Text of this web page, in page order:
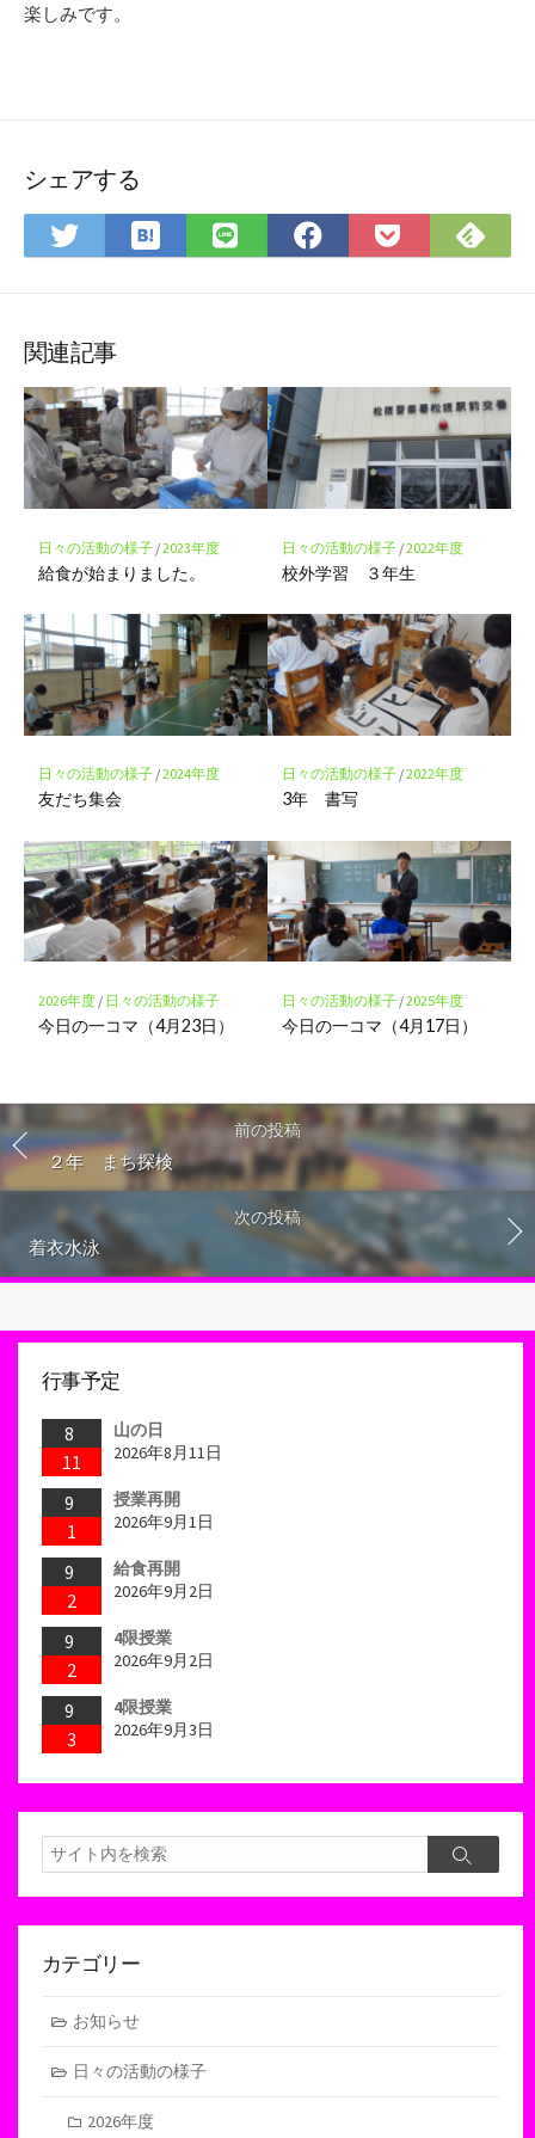
楽しみです。
シェアする
Twitter
で
ア
は
て
ク
マ
ー
ク
に
保
存
LINE
で
Facebook
で
Pocket
に
で
関連記事
日々の活動の様子/2023年度
給食が始まりました。
日々の活動の様子/2022年度
校外学習 ３年生
日々の活動の様子/2024年度
友だち集会
日々の活動の様子/2022年度
3年 書写
2026年度/ 日々の活動の様子
今日の一コマ（4月23日）
日々の活動の様子/2025年度
今日の一コマ（4月17日）
前の投稿
２年 まち探検
次の投稿
着衣水泳
行事予定
8
11
山の日
2026年8月11日
9
1
授業再開
2026年9月1日
9
2
給食再開
2026年9月2日
9
2
4限授業
2026年9月2日
9
3
4限授業
2026年9月3日
検
索
検
カテゴリー
お知らせ
日々の活動の様子
2026年度